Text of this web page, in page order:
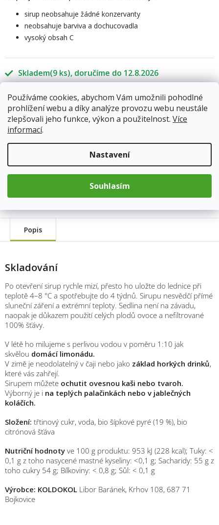
Používáme cookies, abychom Vám umožnili pohodlné
prohlížení webu a díky analýze provozu webu neustále
zlepšovali jeho funkce, výkon a použitelnost. Více
informací.
Nastavení
Souhlasím
Skladem(9 ks) 12.8.2026
sirup neobsahuje žádné konzervanty
neobsahuje barviva a dochucovadla
vysoký obsah C
Kód produktu:
9229
Kategorie:
KOLDOKOL
125 Kč
Měrná
cena:
Popis
Skladování
Po otevření sirup rychle mizí, přesto ho uložte do lednice při
teplotě 4–8 °C a spotřebujte do 4 týdnů. Sirupu nesvědčí přímé
sluneční záření a extrémní teploty. Sedlina není na závadu,
naopak je důkazem použití celých plodů ovoce a nefiltrované
100% šťávy.
V létě ho milujeme s perlivou vodou v poměru 1:10 jak
skvělou domácí limonádu.
V zimě je neodolatelný v čaji nebo jako základ horkých drinků,
které vás zahřejí.
Sirupem můžete ochutit ovesnou kaši nebo tvaroh.
Výborný je i na teplých palačinkách nebo v jablečných
koláčích.
Složení: třtinový cukr, voda, bio šípkové pyré (19 %), bio
citrónová šťáva
Nutriční hodnoty ve 100 g produktu: 953 kJ (228 kcal); Tuky: <
0,1 g z toho nasycené mastné kyseliny: <0,1 g; Sacharidy: 55 g z
toho cukry 54 g; Bílkoviny: < 0,8 g; Sůl: < 0,1 g
Výrobce: KOLDOKOL Libor Baránek, Krhov 108, 687 71
Bojkovice